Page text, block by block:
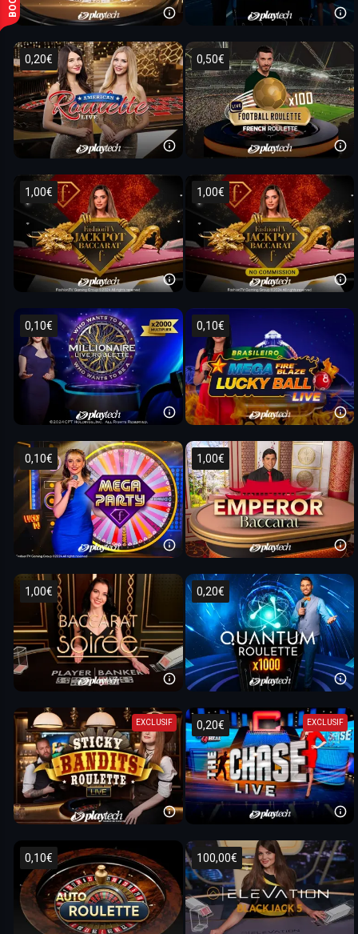
0,20€ 0,50€
1,00€ 1,00€
0,10€ 0,10€
0,10€ 1,00€
1,00€ 0,20€
EXCLUSIF EXCLUSIF
0,20€
0,10€ 100,00€